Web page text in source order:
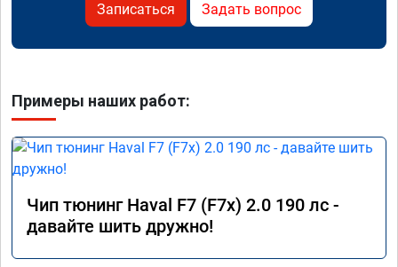
Записаться Задать вопрос
Примеры наших работ:
Чип тюнинг Haval F7 (F7x) 2.0 190 лс -
давайте шить дружно!